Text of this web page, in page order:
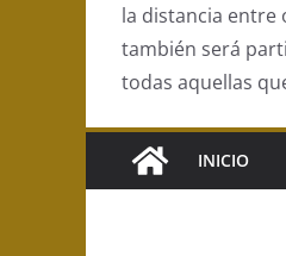
la distancia entre
también será
todas aquellas
INICIO